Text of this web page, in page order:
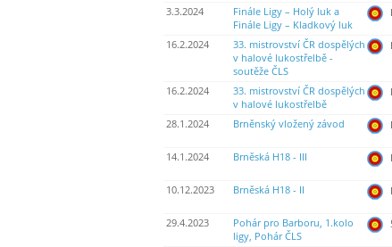
3.3.2024
Finále Ligy – Holý luk a
Finále Ligy – Kladkový luk
16.2.2024
33. mistrovství ČR dospělých
v halové lukostřelbě -
soutěže ČLS
16.2.2024
33. mistrovství ČR dospělých
v halové lukostřelbě
28.1.2024
Brněnský vložený závod
14.1.2024
Brněská H18 - III
10.12.2023
Brněská H18 - II
29.4.2023
Pohár pro Barboru, 1.kolo
ligy, Pohár ČLS